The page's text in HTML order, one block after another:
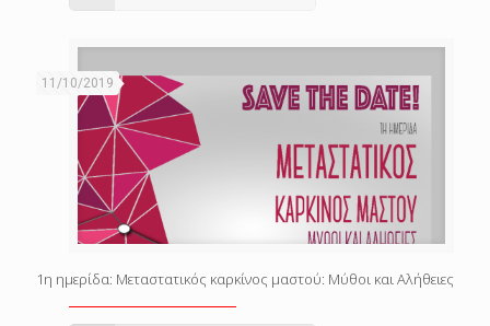
11/10/2019
1η ημερίδα: Μεταστατικός καρκίνος μαστού: Μύθοι και Αλήθειες